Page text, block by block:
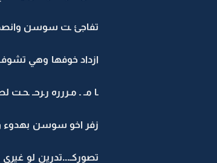
تفاجئ ـت سوسن
ازداد خوفها وهي
ـا مـ ـ مـررره رـرحـ
زفر اخو سوسن بهدوء
تصوركـ...تدرين لو